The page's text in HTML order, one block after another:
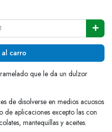
carro
que le da un dulzor
de disolverse en medios acuosos
aplicaciones excepto las con
mantequillas y aceites.